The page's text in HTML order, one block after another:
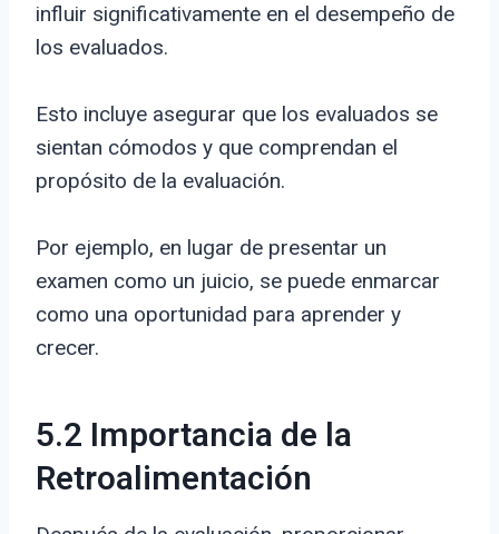
influir significativamente en el desempeño de
los evaluados.
Esto incluye asegurar que los evaluados se
sientan cómodos y que comprendan el
propósito de la evaluación.
Por ejemplo, en lugar de presentar un
examen como un juicio, se puede enmarcar
como una oportunidad para aprender y
crecer.
5.2 Importancia de la
Retroalimentación